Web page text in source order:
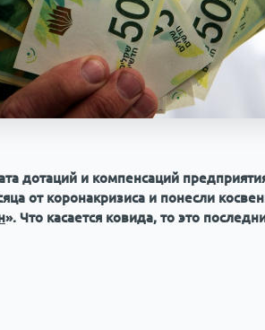
дотаций и компенсаций
от коронакризиса и понесли
». Что касается ковида, то это